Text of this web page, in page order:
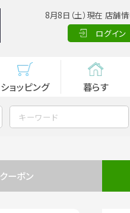
8月8日（土）現在 店舗
ログイン
ショッピング 暮らす
クーポン